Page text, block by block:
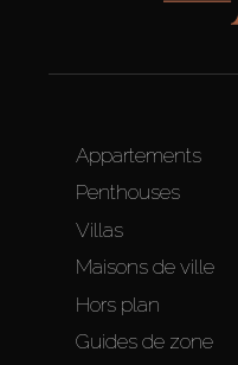
Appartements
Penthouses
Villas
Maisons de ville
Hors plan
Guides de zone